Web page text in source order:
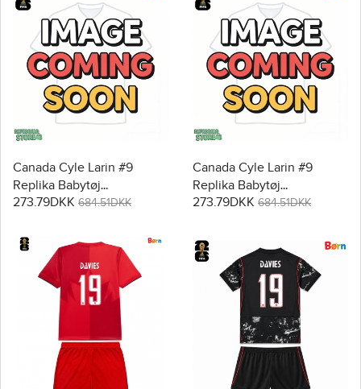
Canada Cyle Larin #9
Replika Babytøj
Hjemmebanesæt Børn VM
bukser)
273.79DKK 684.51DKK
Canada Cyle Larin #9
Replika Babytøj
Udebanesæt Børn VM
bukser)
273.79DKK 684.51DKK